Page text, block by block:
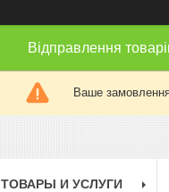
Відправлення
Ваше
ТОВАРЫ И УСЛУГИ